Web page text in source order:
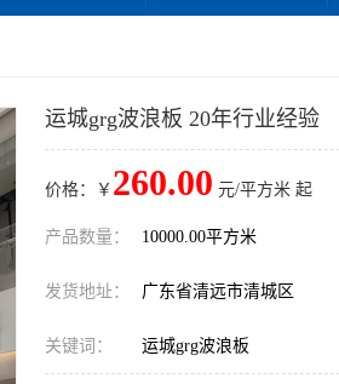
运城grg波浪板 20年行业经验
价格：￥ 260.00 元/平方米 起
产品数量： 10000.00平方米
发货地址： 广东省清远市清城区
关键词： 运城grg波浪板